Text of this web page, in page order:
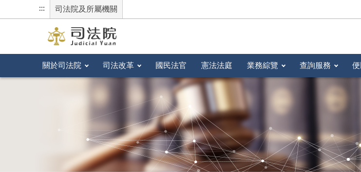
::: 司法院及所屬機關
關於司法院 司法改革 國民法官 憲法法庭 業務綜覽 查詢服務